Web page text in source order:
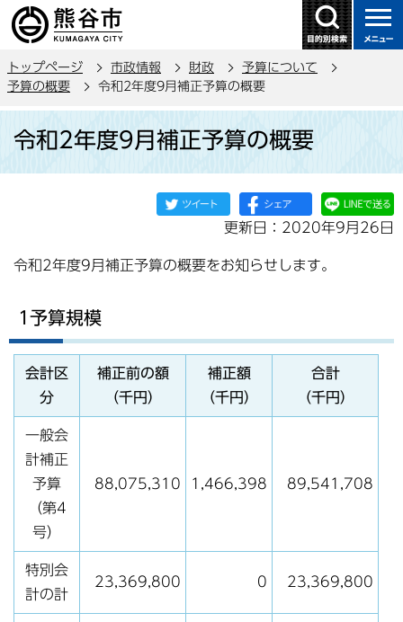
の
ー
トップページ 市政情報 財政
予算について
予算の概要
令和2年度9月補正予算の概要
令和2年度9月補正予算の概要
更新日：2020年9月26日
令和2年度9月補正予算の概要をお知らせします。
1予算規模
会計区
分
補正前の額
（千円）
補正額
（千円）
合計
（千円）
一般会
計補正
予算
（第4
号）
88,075,310 1,466,398 89,541,708
特別会
計の計
23,369,800 0 23,369,800